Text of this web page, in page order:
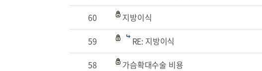
60
지방이식
59
RE: 지방이식
58
가슴확대수술 비용